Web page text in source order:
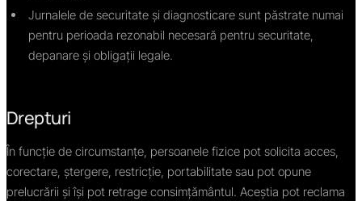
Jurnalele de securitate și diagnosticare sunt păstrate numai
pentru perioada rezonabil necesară pentru securitate,
depanare și obligații legale.
Drepturi
În funcție de circumstanțe, persoanele fizice pot solicita acces,
corectare, ștergere, restricție, portabilitate sau pot opune
prelucrării și își pot retrage consimțământul. Aceștia pot reclama